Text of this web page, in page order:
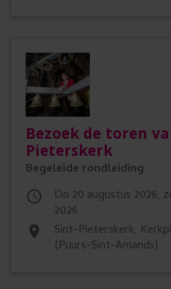
Bezoek de toren
Pieterskerk
Begeleide rondleiding

do 20 augustus 2026, zo 13 september
2026
place
Sint-Pieterskerk, Kerkplein 1 , 2870 Puurs
(Puurs-Sint-Amands)